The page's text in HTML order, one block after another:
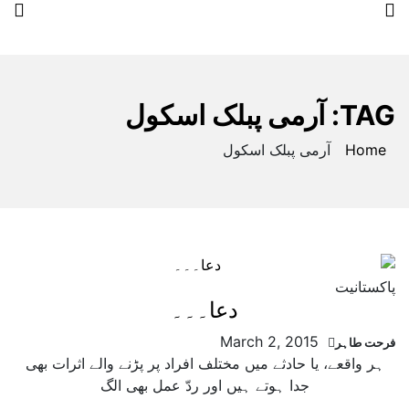
TAG: آرمی پبلک اسکول
Home آرمی پبلک اسکول
پاکستانیت
دعا۔۔۔
فرحت طاہر
March 2, 2015
ہر واقعے، یا حادثے میں مختلف افراد پر پڑنے والے اثرات بھی
جدا ہوتے ہیں اور ردّ عمل بھی الگ